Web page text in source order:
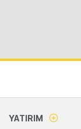
YATIRIM